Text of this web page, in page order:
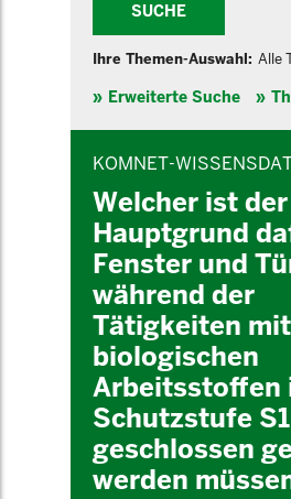
SUCHE
Ihre Themen-Auswahl: Alle
Erweiterte Suche
KOMNET-
Welcher ist der
Hauptgrund
Fenster und
während der
Tätigkeiten mit
biologischen
Arbeitsstoffen
Schutzstufe
geschlossen
werden